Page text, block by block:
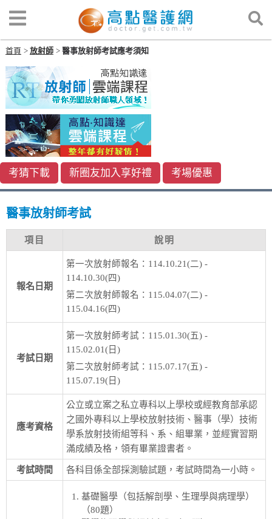
首頁 放射師 醫事放射師考試應考須知
考猜下載 新圈友加入享好禮 考場優惠
醫事放射師考試
項目 說明
報名日期
第一次放射師報名：114.10.21(二) -
114.10.30(四)
第二次放射師報名：115.04.07(二) -
115.04.16(四)
考試日期
第一次放射師考試：115.01.30(五) -
115.02.01(日)
第二次放射師考試：115.07.17(五) -
115.07.19(日)
應考資格
公立或立案之私立專科以上學校或經教育部承認
之國外專科以上學校放射技術、醫事（學）技術
學系放射技術組等科、系、組畢業，並經實習期
滿成績及格，領有畢業證書者。
考試時間 各科目係全部採測驗試題，考試時間為一小時。
基礎醫學（包括解剖學、生理學與病理學）
（80題）